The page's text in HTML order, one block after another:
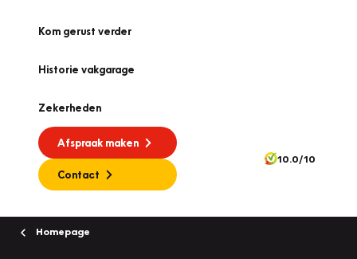
Kom gerust verder
Historie vakgarage
Zekerheden
Afspraak maken
Contact
10.0/10
Homepage